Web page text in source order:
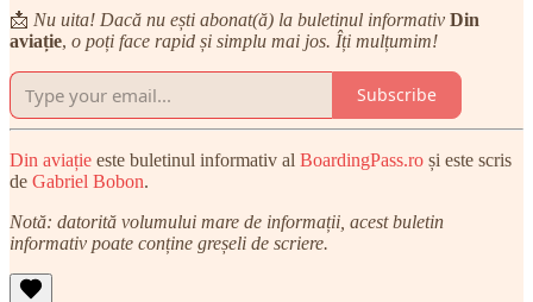
📩 Nu uita! Dacă nu ești abonat(ă) la buletinul informativ Din
aviație, o poți face rapid și simplu mai jos. Îți mulțumim!
Subscribe
Din aviație este buletinul informativ al BoardingPass.ro și este scris
de Gabriel Bobon.
Notă: datorită volumului mare de informații, acest buletin
informativ poate conține greșeli de scriere.